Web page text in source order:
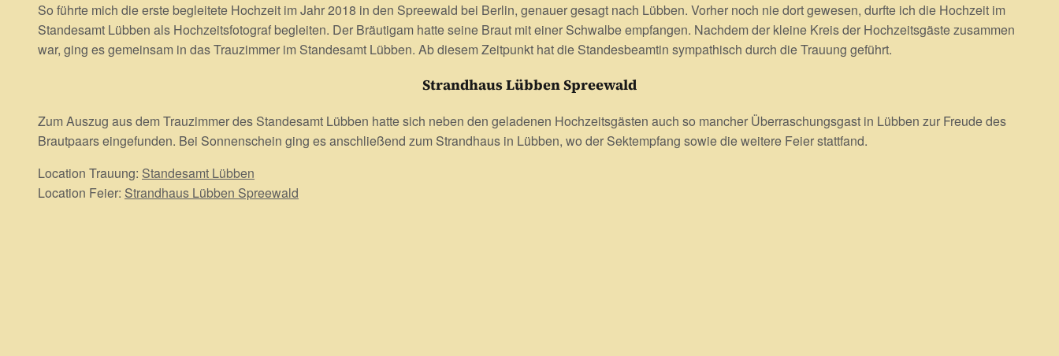
So führte mich die erste begleitete Hochzeit im Jahr 2018 in den Spreewald bei Berlin, genauer gesagt nach Lübben. Vorher noch nie dort gewesen, durfte ich die Hochzeit im
Standesamt Lübben als Hochzeitsfotograf begleiten. Der Bräutigam hatte seine Braut mit einer Schwalbe empfangen. Nachdem der kleine Kreis der Hochzeitsgäste zusammen
war, ging es gemeinsam in das Trauzimmer im Standesamt Lübben. Ab diesem Zeitpunkt hat die Standesbeamtin sympathisch durch die Trauung geführt.
Strandhaus Lübben Spreewald
Zum Auszug aus dem Trauzimmer des Standesamt Lübben hatte sich neben den geladenen Hochzeitsgästen auch so mancher Überraschungsgast in Lübben zur Freude des
Brautpaars eingefunden. Bei Sonnenschein ging es anschließend zum Strandhaus in Lübben, wo der Sektempfang sowie die weitere Feier stattfand.
Location Trauung: Standesamt Lübben
Location Feier: Strandhaus Lübben Spreewald